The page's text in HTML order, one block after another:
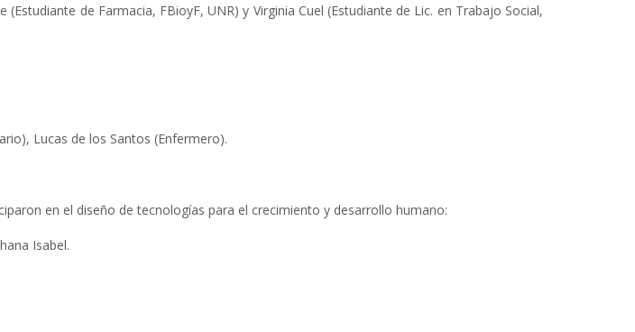
de Farmacia, FBioyF, UNR) y Virginia Cuel (Estudiante de Lic. en Trabajo Social,
Lucas de los Santos (Enfermero).
en el diseño de tecnologías para el crecimiento y desarrollo humano:
Isabel.